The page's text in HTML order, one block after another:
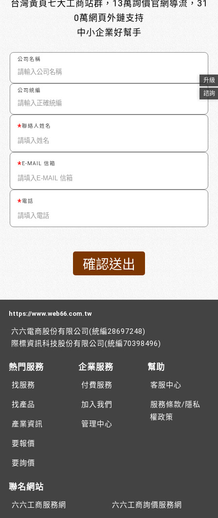
台灣黃頁七大工商站群，13萬詢價官網導流，31
0萬網頁外鏈支持
中小企業好幫手
公司名稱
公司統編
聯絡人姓名
E-MAIL 信箱
電話
https://www.web66.com.tw
六六電商股份有限公司(統編28697248)
際標資訊科技股份有限公司(統編70398496)
熱門服務
找服務
找產品
產業資訊
要報價
要詢價
企業服務
付費服務
加入我們
管理中心
幫助
客服中心
服務條款/隱私
權政策
聯名網站
六六工商服務網 六六工商詢價服務網
升級
諮詢